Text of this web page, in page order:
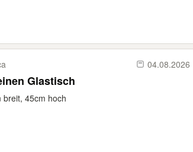
04.08.2026
Glastisch
45cm hoch